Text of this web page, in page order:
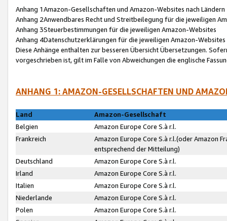
Anhang 1Amazon-Gesellschaften und Amazon-Websites nach Ländern
Anhang 2Anwendbares Recht und Streitbeilegung für die jeweiligen
Anhang 3Steuerbestimmungen für die jeweiligen Amazon-Websites
Anhang 4Datenschutzerklärungen für die jeweiligen Amazon-Websites
Diese Anhänge enthalten zur besseren Übersicht Übersetzungen.
vorgeschrieben ist, gilt im Falle von Abweichungen die englische
ANHANG 1: AMAZON-GESELLSCHAFTEN UND
Land
Amazon-Gesellschaft
Belgien
Amazon Europe Core S.à r.l.
Frankreich
Amazon Europe Core S.à r.l.(oder Amazon
entsprechend der Mitteilung)
Deutschland
Amazon Europe Core S.à r.l.
Irland
Amazon Europe Core S.à r.l.
Italien
Amazon Europe Core S.à r.l.
Niederlande
Amazon Europe Core S.à r.l.
Polen
Amazon Europe Core S.à r.l.